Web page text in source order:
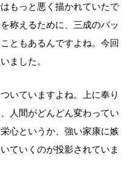
もっと悪く描かれていたで
称えるために、三成のバッ
ともあるんですよね。今回
ました。
いていますよね。上に奉り
人間がどんどん変わってい
心というか、強い家康に嫉
ていくのが投影されていま